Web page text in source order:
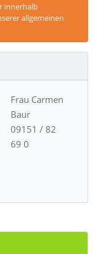
innerhalb
allgemeinen
Frau Carmen
Baur
09151 / 82
69 0